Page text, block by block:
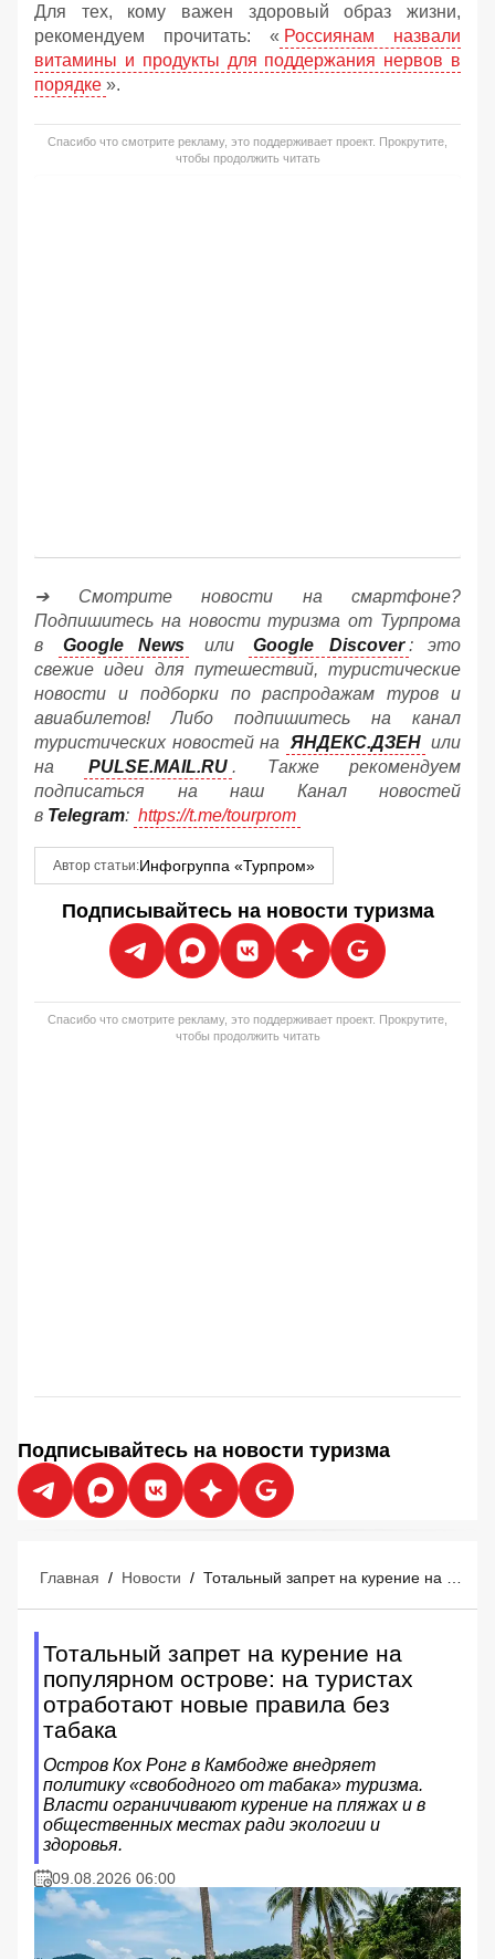
Для тех, кому важен здоровый образ жизни,
рекомендуем прочитать: « Россиянам назвали
витамины и продукты для поддержания нервов в
порядке ».
Спасибо что смотрите рекламу, это поддерживает проект. Прокрутите,
чтобы продолжить читать
➔ Смотрите новости на смартфоне?
Подпишитесь на новости туризма от Турпрома
в
Google News или Google Discover : это
свежие идеи для путешествий, туристические
новости и подборки по распродажам туров и
авиабилетов! Либо подпишитесь на канал
туристических новостей на
ЯНДЕКС.ДЗЕН или
на
PULSE.MAIL.RU . Также рекомендуем
подписаться на наш Канал новостей
в Telegram: https://t.me/tourprom
Автор статьи:Инфогруппа «Турпром»
Подписывайтесь на новости туризма
Спасибо что смотрите рекламу, это поддерживает проект. Прокрутите,
чтобы продолжить читать
Подписывайтесь на новости туризма
Главная / Новости /
Тотальный запрет на курение на
популярном острове: на туристах
отработают новые правила без
табака
Остров Кох Ронг в Камбодже внедряет
политику «свободного от табака» туризма.
Власти ограничивают курение на пляжах и в
общественных местах ради экологии и
здоровья.
09.08.2026 06:00